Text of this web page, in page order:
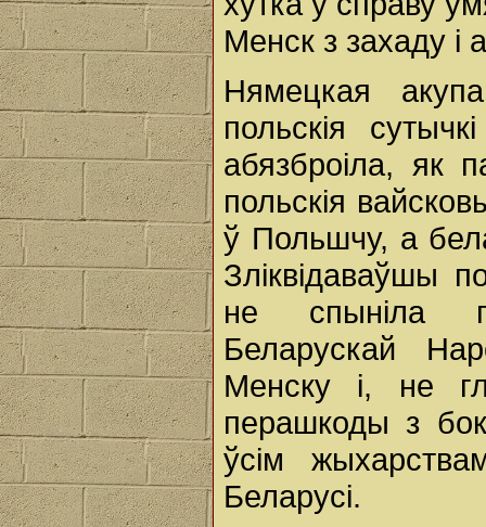
Менск з захаду і
Нямецкая
польскія
абязброіла, як
польскія
ў Польшчу, а
Зліквідаваўшы
не спыніла
Беларускай
Менску і, не
перашкоды з
ўсім
Беларусі.